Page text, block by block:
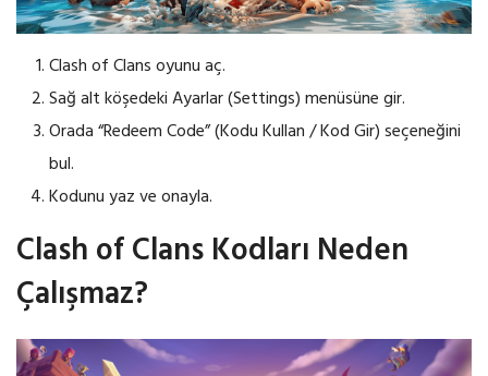
Clash of Clans oyunu aç.
Sağ alt köşedeki Ayarlar (Settings) menüsüne gir.
Orada “Redeem Code” (Kodu Kullan / Kod Gir) seçeneğini
bul.
Kodunu yaz ve onayla.
Clash of Clans Kodları Neden
Çalışmaz?